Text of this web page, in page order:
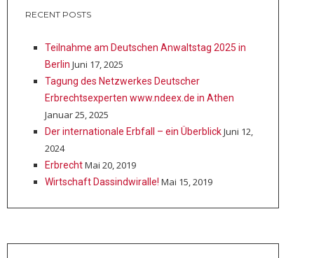
RECENT POSTS
Teilnahme am Deutschen Anwaltstag 2025 in
Berlin Juni 17, 2025
Tagung des Netzwerkes Deutscher
Erbrechtsexperten www.ndeex.de in Athen
Januar 25, 2025
Der internationale Erbfall – ein ÜberblickJuni 12,
2024
ErbrechtMai 20, 2019
Wirtschaft ­Das­sind­wir­alle! Mai 15, 2019